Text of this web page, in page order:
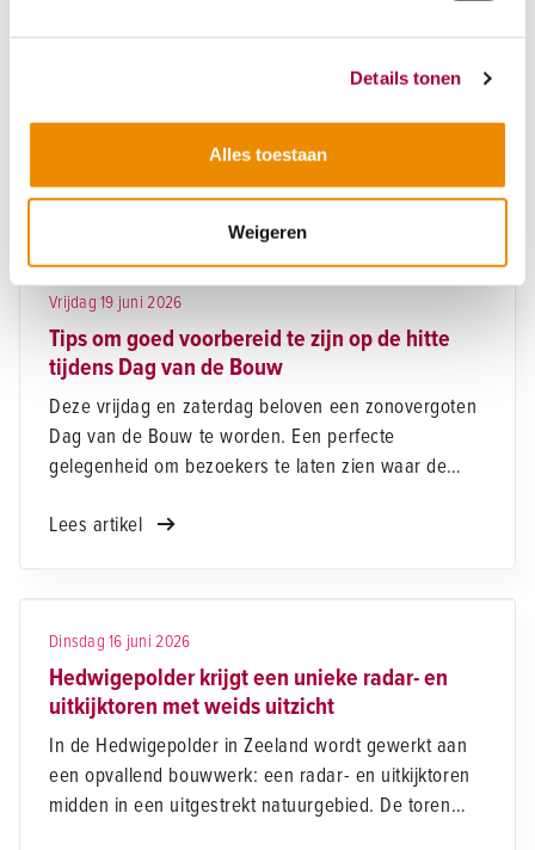
Details tonen
Alles toestaan
Weigeren
Lees meer over de Onderwijsdag
Nieuws
Vrijdag 19 juni 2026
Tips om goed voorbereid te zijn op de hitte
tijdens Dag van de Bouw
Deze vrijdag en zaterdag beloven een zonovergoten
Dag van de Bouw te worden. Een perfecte
gelegenheid om bezoekers te laten zien waar de
onweersbuien vragen om extra aandacht voor
Lees artikel
Dinsdag 16 juni 2026
Hedwigepolder krijgt een unieke radar- en
uitkijktoren met weids uitzicht
In de Hedwigepolder in Zeeland wordt gewerkt aan
een opvallend bouwwerk: een radar- en uitkijktoren
midden in een uitgestrekt natuurgebied. De toren